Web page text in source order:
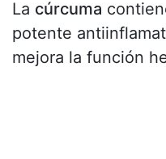
La cúrcuma
potente
mejora la función